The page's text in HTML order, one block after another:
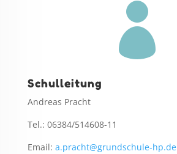

Schulleitung
Andreas Pracht
Tel.: 06384/514608-11
Email: a.pracht@grundschule-hp.de